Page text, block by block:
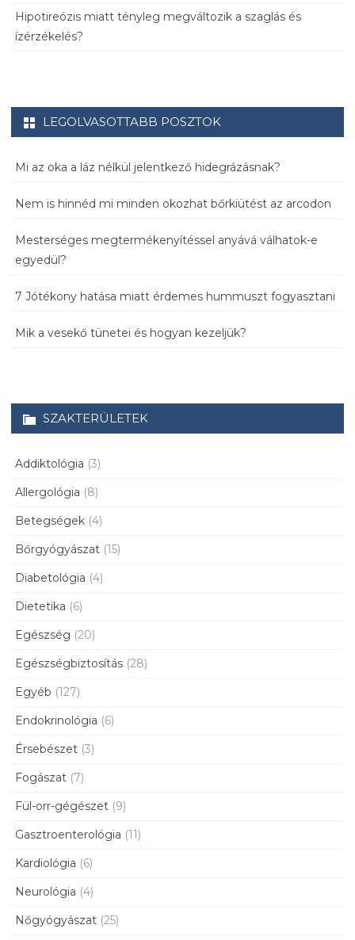
Hipotireózis miatt tényleg megváltozik a szaglás és
ízérzékelés?
LEGOLVASOTTABB POSZTOK
Mi az oka a láz nélkül jelentkező hidegrázásnak?
Nem is hinnéd mi minden okozhat bőrkiütést az arcodon
Mesterséges megtermékenyítéssel anyává válhatok-e
egyedül?
7 Jótékony hatása miatt érdemes hummuszt fogyasztani
Mik a vesekő tünetei és hogyan kezeljük?
SZAKTERÜLETEK
Addiktológia (3)
Allergológia (8)
Betegségek (4)
Bőrgyógyászat (15)
Diabetológia (4)
Dietetika (6)
Egészség (20)
Egészségbiztosítás (28)
Egyéb (127)
Endokrinológia (6)
Érsebészet (3)
Fogászat (7)
Fül-orr-gégészet (9)
Gasztroenterológia (11)
Kardiológia (6)
Neurológia (4)
Nőgyógyászat (25)